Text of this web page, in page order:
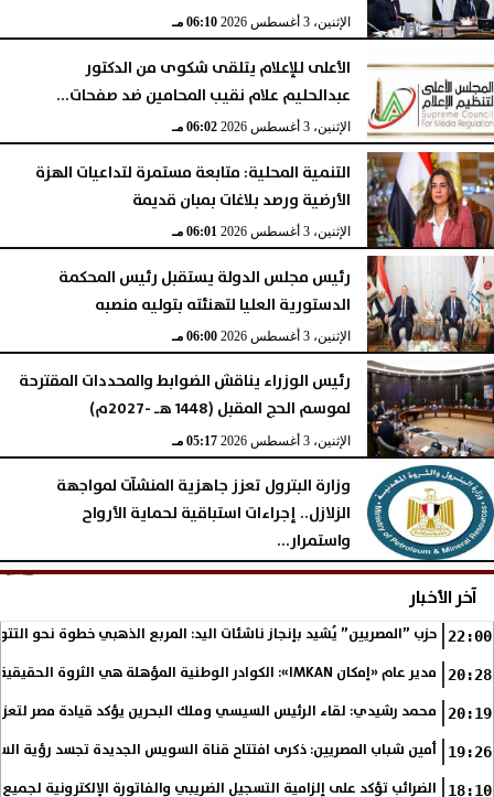
الإثنين، 3 أغسطس 2026 06:10 مـ
الأعلى للإعلام يتلقى شكوى من الدكتور
عبدالحليم علام نقيب المحامين ضد صفحات...
الإثنين، 3 أغسطس 2026 06:02 مـ
التنمية المحلية: متابعة مستمرة لتداعيات الهزة
الأرضية ورصد بلاغات بمبان قديمة
الإثنين، 3 أغسطس 2026 06:01 مـ
رئيس مجلس الدولة يستقبل رئيس المحكمة
الدستورية العليا لتهنئته بتوليه منصبه
الإثنين، 3 أغسطس 2026 06:00 مـ
رئيس الوزراء يناقش الضوابط والمحددات المقترحة
لموسم الحج المقبل (1448 هـ -2027م)
الإثنين، 3 أغسطس 2026 05:17 مـ
وزارة البترول تعزز جاهزية المنشآت لمواجهة
الزلازل.. إجراءات استباقية لحماية الأرواح
واستمرار...
الإثنين، 3 أغسطس 2026 05:16 مـ
آخر الأخبار
22:00 حزب ”المصريين” يُشيد بإنجاز ناشئات اليد: المربع الذهبي خطوة نحو
20:28 مدير عام «إمكان IMKAN»: الكوادر الوطنية المؤهلة هي الثروة الحقيقية لمستقبل التنمية في مصر
20:19 محمد رشيدي: لقاء الرئيس السيسي وملك البحرين يؤكد قيادة مصر
19:26 أمين شباب المصريين: ذكرى افتتاح قناة السويس الجديدة تجسد رؤية
18:10 الضرائب تؤكد على إلزامية التسجيل الضريبي والفاتورة الإلكترونية